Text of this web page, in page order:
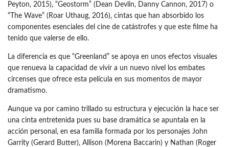
Peyton, 2015), “Geostorm” (Dean Devlin, Danny Cannon, 2017) o
“The Wave” (Roar Uthaug, 2016), cintas que han absorbido los
componentes esenciales del cine de catástrofes y que este filme ha
tenido que valerse de ello.
La diferencia es que “Greenland” se apoya en unos efectos visuales
que renueva la capacidad de vivir a un nuevo nivel los embates
circenses que ofrece esta película en sus momentos de mayor
dramatismo.
Aunque va por camino trillado su estructura y ejecución la hace ser
una cinta entretenida pues su base dramática se apuntala en la
acción personal, en esa familia formada por los personajes John
Garrity (Gerard Butter), Allison (Morena Baccarin) y Nathan (Roger